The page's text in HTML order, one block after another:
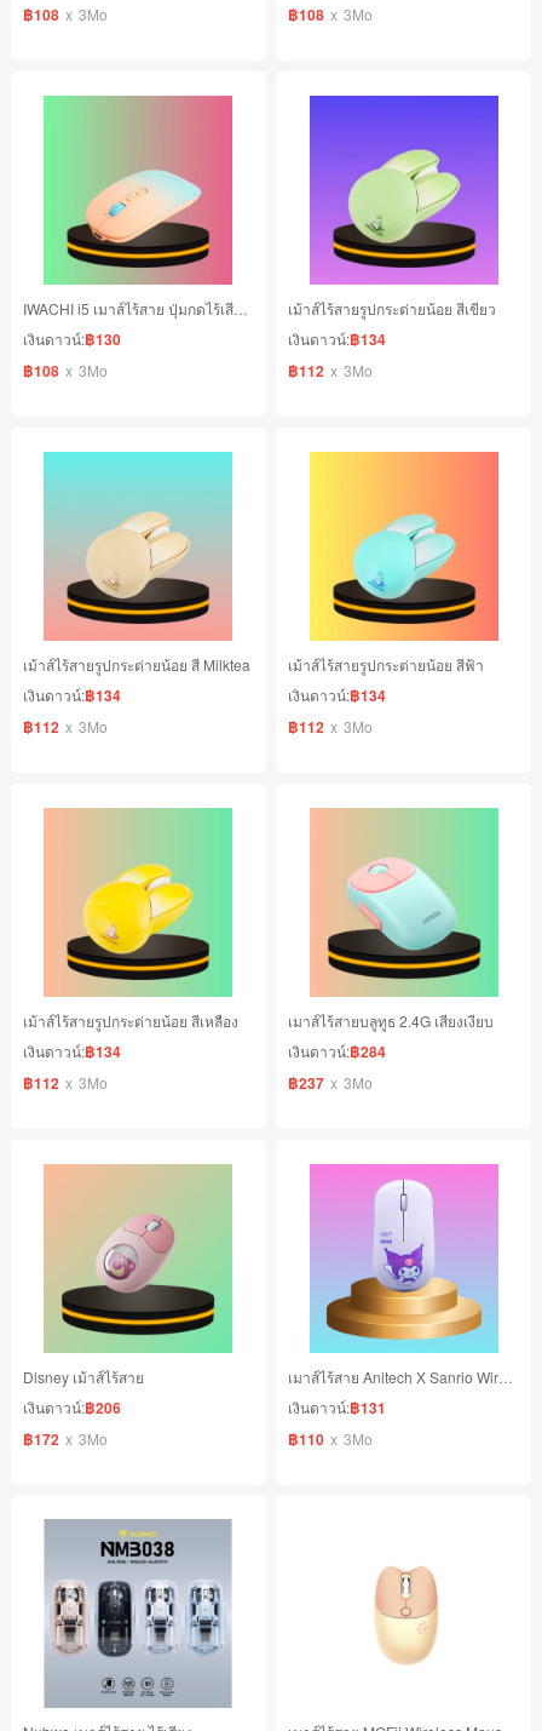
฿108 x 3Mo
฿108 x 3Mo
IWACHI i5 เมาส์ไร้สาย ปุ่มกดไร้เสียง สีชมพู
เงินดาวน์:฿130
฿108 x 3Mo
เม้าส์ไร้สายรูปกระต่ายน้อย สีเขียว
เงินดาวน์:฿134
฿112 x 3Mo
เม้าส์ไร้สายรูปกระต่ายน้อย สี Milktea
เงินดาวน์:฿134
฿112 x 3Mo
เม้าส์ไร้สายรูปกระต่ายน้อย สีฟ้า
เงินดาวน์:฿134
฿112 x 3Mo
เม้าส์ไร้สายรูปกระต่ายน้อย สีเหลือง
เงินดาวน์:฿134
฿112 x 3Mo
เมาส์ไร้สายบลูทูธ 2.4G เสียงเงียบ
เงินดาวน์:฿284
฿237 x 3Mo
Disney เม้าส์ไร้สาย
เงินดาวน์:฿206
฿172 x 3Mo
เงินดาวน์:฿131
฿110 x 3Mo